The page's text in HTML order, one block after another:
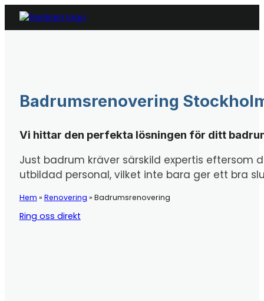
Badrumsrenovering
Vi hittar den perfekta lösningen för ditt
Just badrum kräver särskild expertis eftersom
utbildad personal, vilket inte bara ger ett bra
Hem » Renovering » Badrumsrenovering
Ring oss direkt